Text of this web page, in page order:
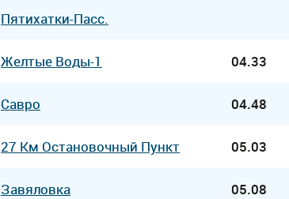
Пятихатки-Пасс.
Желтые Воды-1 04.33
Савро 04.48
27 Км Остановочный Пункт 05.03
Завяловка 05.08